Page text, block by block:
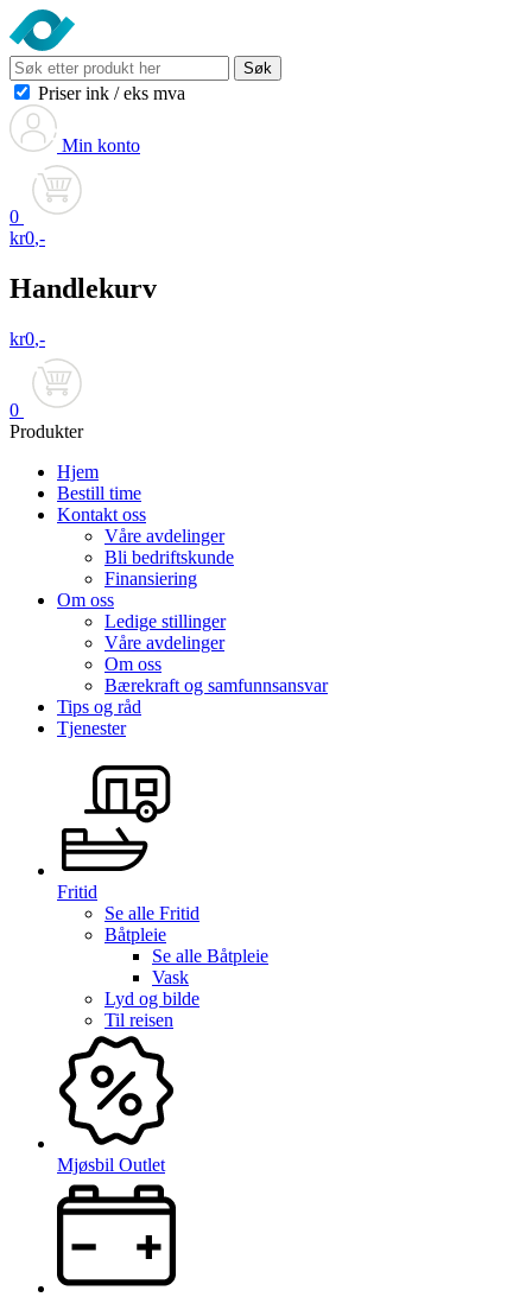
Søk
Priser ink / eks mva
Min konto
0
kr0,-
Handlekurv
kr0,-
0
Produkter
Hjem
Bestill time
Kontakt oss
Våre avdelinger
Bli bedriftskunde
Finansiering
Om oss
Ledige stillinger
Våre avdelinger
Om oss
Bærekraft og samfunnsansvar
Tips og råd
Tjenester
Fritid
Se alle Fritid
Båtpleie
Se alle Båtpleie
Vask
Lyd og bilde
Til reisen
Mjøsbil Outlet